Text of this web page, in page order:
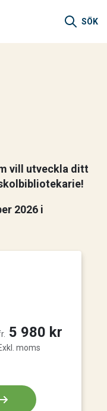
SÖK
vill utveckla ditt
2026 i
5 980 kr
moms